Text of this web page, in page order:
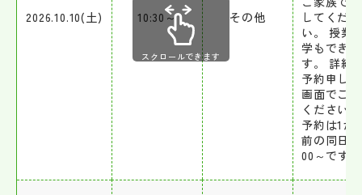
2026.10.10(土) 10:30～ その他
してくださ
い。 授業
学もできま
す。 詳細
予約申し
画面でご
ください。
予約は1か
前の同日9
00～です。
スクロールできます